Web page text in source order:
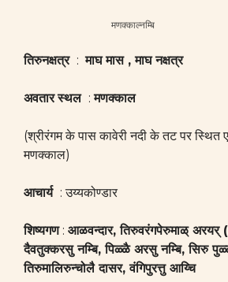
मणक्काल्नम्बि
तिरुनक्षत्र :माघ मास , माघ नक्षत्र
अवतार स्थल :मणक्काल
(श्रीरंगम के पास कावेरी नदी के तट पर स्थित
मणक्काल)
आचार्य : उय्यकोण्डार
शिष्यगण: आळवन्दार, तिरुवरंगपेरुमाळ् अरयर्
दैवतुक्करसु नम्बि, पिळ्ळै अरसु नम्बि, सिरु
तिरुमालिरुन्चोलै दासर, वंगिपुरत्तु आय्चि